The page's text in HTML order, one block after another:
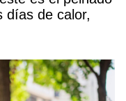
días de calor,